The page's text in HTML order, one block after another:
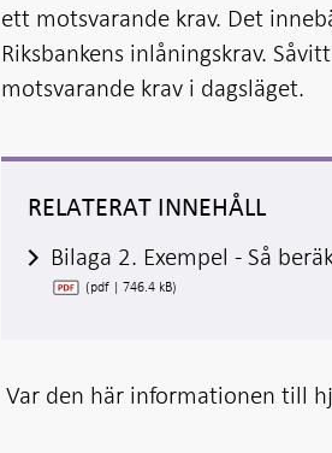
ett motsvarande krav. Det
Riksbankens inlåningskrav.
motsvarande krav i dagsläget.
RELATERAT INNEHÅLL
Bilaga 2. Exempel - Så
(pdf | 746.4 kB)
Var den här informationen till